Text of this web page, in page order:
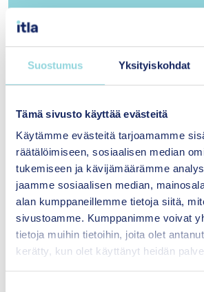
Suostumus Yksityiskohdat
Tämä sivusto käyttää evästeitä
Käytämme evästeitä tarjoamamme
räätälöimiseen, sosiaalisen median
tukemiseen ja kävijämäärämme
jaamme sosiaalisen median,
alan kumppaneillemme tietoja siitä,
sivustoamme. Kumppanimme voivat
tietoja muihin tietoihin, joita olet
kerätty, kun olet käyttänyt heidän
Vahvistetaan
yhdenmukaisuutta sekä
yhteistyötä rakentamalla
tueksi kansallisesti
Mitä on
Itlan tukema